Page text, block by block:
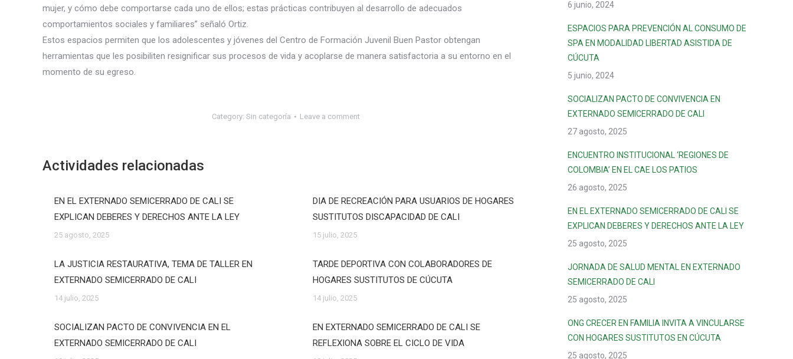
mujer, y cómo debe comportarse cada uno de ellos; estas prácticas contribuyen al desarrollo de adecuados
comportamientos sociales y familiares” señaló Ortiz.
Estos espacios permiten que los adolescentes y jóvenes del Centro de Formación Juvenil Buen Pastor obtengan
herramientas que les posibiliten resignificar sus procesos de vida y acoplarse de manera satisfactoria a su entorno en el
momento de su egreso.
Category: Sin categoría Leave a comment
Actividades relacionadas
EN EL EXTERNADO SEMICERRADO DE CALI SE
EXPLICAN DEBERES Y DERECHOS ANTE LA LEY
25 agosto, 2025
DIA DE RECREACIÓN PARA USUARIOS DE HOGARES
SUSTITUTOS DISCAPACIDAD DE CALI
15 julio, 2025
LA JUSTICIA RESTAURATIVA, TEMA DE TALLER EN
EXTERNADO SEMICERRADO DE CALI
14 julio, 2025
TARDE DEPORTIVA CON COLABORADORES DE
HOGARES SUSTITUTOS DE CÚCUTA
14 julio, 2025
SOCIALIZAN PACTO DE CONVIVENCIA EN EL
EXTERNADO SEMICERRADO DE CALI
EN EXTERNADO SEMICERRADO DE CALI SE
REFLEXIONA SOBRE EL CICLO DE VIDA
6 junio, 2024
ESPACIOS PARA PREVENCIÓN AL CONSUMO DE
SPA EN MODALIDAD LIBERTAD ASISTIDA DE
CÚCUTA
5 junio, 2024
SOCIALIZAN PACTO DE CONVIVENCIA EN
EXTERNADO SEMICERRADO DE CALI
27 agosto, 2025
ENCUENTRO INSTITUCIONAL ‘REGIONES DE
COLOMBIA’ EN EL CAE LOS PATIOS
26 agosto, 2025
EN EL EXTERNADO SEMICERRADO DE CALI SE
EXPLICAN DEBERES Y DERECHOS ANTE LA LEY
25 agosto, 2025
JORNADA DE SALUD MENTAL EN EXTERNADO
SEMICERRADO DE CALI
25 agosto, 2025
ONG CRECER EN FAMILIA INVITA A VINCULARSE
CON HOGARES SUSTITUTOS EN CÚCUTA
25 agosto, 2025